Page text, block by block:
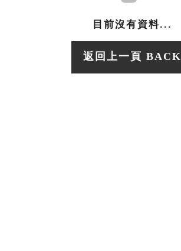
目前沒有資料...
返回上一頁 BACK